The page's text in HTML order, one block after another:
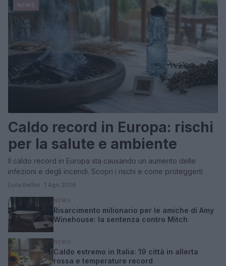
Caldo record in Europa: rischi
per la salute e ambiente
Il caldo record in Europa sta causando un aumento delle
infezioni e degli incendi. Scopri i rischi e come proteggerti
Luca Bellini · 1 Ago 2026
Risarcimento milionario per le amiche di Amy
Winehouse: la sentenza contro Mitch
Caldo estremo in Italia: 19 città in allerta
rossa e temperature record